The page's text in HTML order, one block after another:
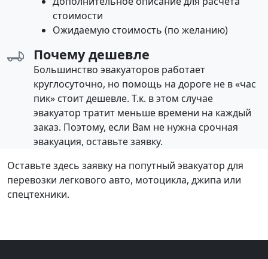
стоимости
Ожидаемую стоимость (по желанию)
Почему дешевле
Большинство эвакуаторов работает
круглосуточно, но помощь на дороге не в «час
пик» стоит дешевле. Т.к. в этом случае
эвакуатор тратит меньше времени на каждый
заказ. Поэтому, если Вам не нужна срочная
эвакуация, оставьте заявку.
Оставьте здесь заявку на попутный эвакуатор для
перевозки легкового авто, мотоцикла, джипа или
спецтехники.